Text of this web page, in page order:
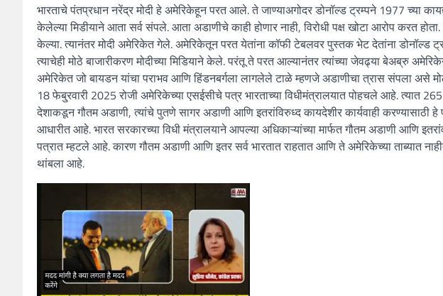
भारताचे पंतप्रधान नरेंद्र मोदी हे अमेरिकेहून परत आले. ते जाण्याअगोदर डोनॉल्ड ट्रम्पने 1977 च्या
केलेल्या मिडीयाने आता सर्व संपले. आता अडाणीचे काही होणार नाही, विरोधी पक्ष खोटा आरोप करत होता.
केल्या. त्यानंतर मोदी अमेरिकेत गेले. अमेरिकेतून परत येतांना कॉफी टेबलवर पुस्तक भेट देतांना डोनॉल्ड
त्याचेही मोठे बाजारीकरण मोदीच्या मिडियाने केले. परंतू ते परत आल्यानंतर त्यांच्या जेवढ्या बेअब्रु
अमेरिकेत जो बायडन यांचा पराभव आणि हिंडनबर्गला लागलेले टाळे म्हणजे अडाणीचा त्रास संपला असे
18 फेबु्रवारी 2025 रोजी अमेरिकेच्या एसईसीचे पत्र भारताच्या विधीमंत्रालयात पोहचले आहे. त्यात
देशाकडून गौतम अडाणी, त्यांचे पुतणे सागर अडाणी आणि इतरांविरुध्द कायदेशीर कार्यवाही करण्यासाठी
आधारीत आहे. भारत सरकारच्या विधी मंत्रालयाने आपल्या अधिकाऱ्यांच्या मार्फत गौतम अडाणी आणि
पत्रात म्हटले आहे. कारण गौतम अडाणी आणि इतर सर्व भारतात राहतात आणि ते अमेरिकेच्या ताब्यात
थांबला आहे.